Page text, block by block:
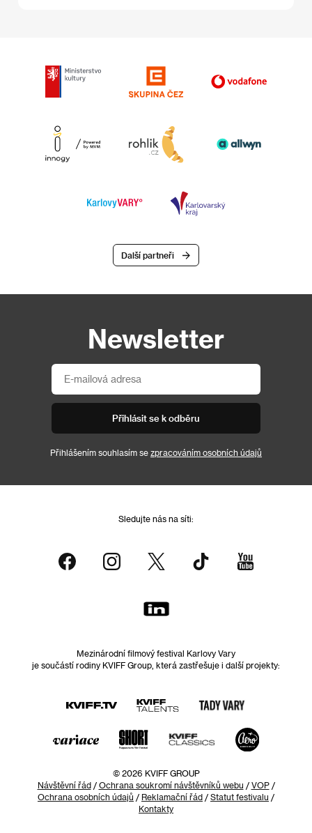
Další partneři
Newsletter
Přihlásit se k odběru
Přihlášením souhlasím se zpracováním osobních údajů
Sledujte nás na síti:
Mezinárodní filmový festival Karlovy Vary
je součástí rodiny KVIFF Group, která zastřešuje i další projekty:
© 2026 KVIFF GROUP
Návštěvní řád/ Ochrana soukromí návštěvníků webu / VOP/
Ochrana osobních údajů / Reklamační řád / Statut festivalu /
Kontakty